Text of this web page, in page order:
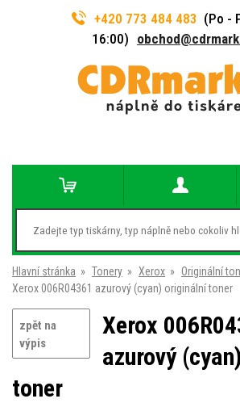
+420 773 484 483 (Po -
16:00)
Hlavní stránka » Tonery » Xerox » Originální
Xerox 006R04361 azurový (cyan) originální toner
zpět na
výpis
Xerox
azurový
toner